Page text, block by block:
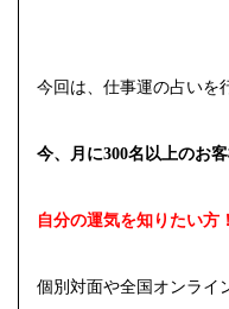
今回は、仕事運の占いを
今、月に300名以上のお
自分の運気を知りたい方！
個別対面や全国オンライ